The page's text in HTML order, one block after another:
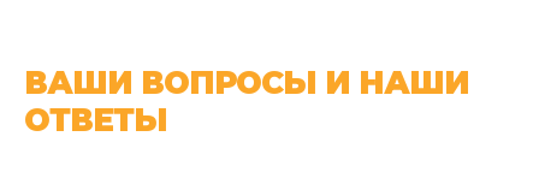
ВАШИ ВОПРОСЫ И НАШИ
ОТВЕТЫ